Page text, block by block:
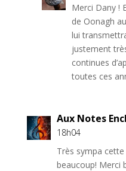
Merci Dany !
de Oonagh
lui
justement
continues
toutes ces
Aux Notes
18h04
Très sympa cette
beaucoup! Merci